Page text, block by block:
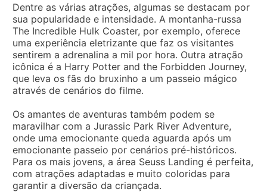
Dentre as várias atrações, algumas se destacam por
sua popularidade e intensidade. A montanha-russa
The Incredible Hulk Coaster, por exemplo, oferece
uma experiência eletrizante que faz os visitantes
sentirem a adrenalina a mil por hora. Outra atração
icônica é a Harry Potter and the Forbidden Journey,
que leva os fãs do bruxinho a um passeio mágico
através de cenários do filme.
Os amantes de aventuras também podem se
maravilhar com a Jurassic Park River Adventure,
onde uma emocionante queda aguarda após um
emocionante passeio por cenários pré-históricos.
Para os mais jovens, a área Seuss Landing é perfeita,
com atrações adaptadas e muito coloridas para
garantir a diversão da criançada.